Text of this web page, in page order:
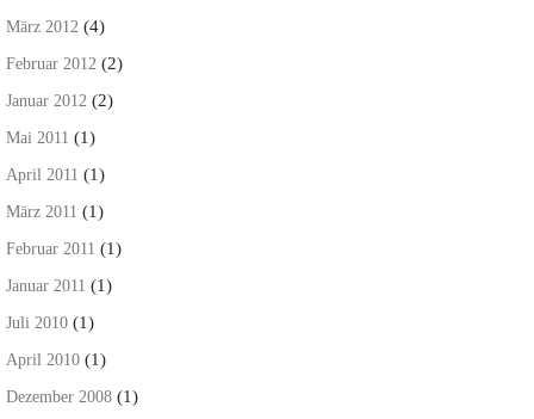
März 2012 (4)
Februar 2012 (2)
Januar 2012 (2)
Mai 2011 (1)
April 2011 (1)
März 2011 (1)
Februar 2011 (1)
Januar 2011 (1)
Juli 2010 (1)
April 2010 (1)
Dezember 2008 (1)